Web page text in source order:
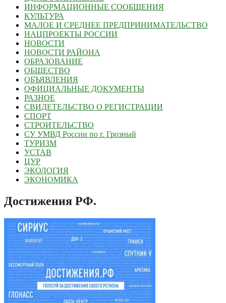
ИНФОРМАЦИОННЫЕ СООБЩЕНИЯ
КУЛЬТУРА
МАЛОЕ И СРЕДНЕЕ ПРЕДПРИНИМАТЕЛЬСТВО
НАЦПРОЕКТЫ РОССИИ
НОВОСТИ
НОВОСТИ РАЙОНА
ОБРАЗОВАНИЕ
ОБЩЕСТВО
ОБЪЯВЛЕНИЯ
ОФИЦИАЛЬНЫЕ ДОКУМЕНТЫ
РАЗНОЕ
СВИДЕТЕЛЬСТВО О РЕГИСТРАЦИИ
СПОРТ
СТРОИТЕЛЬСТВО
СУ УМВД России по г. Грозный
ТУРИЗМ
УСТАВ
ЦУР
ЭКОЛОГИЯ
ЭКОНОМИКА
Достижения РФ.